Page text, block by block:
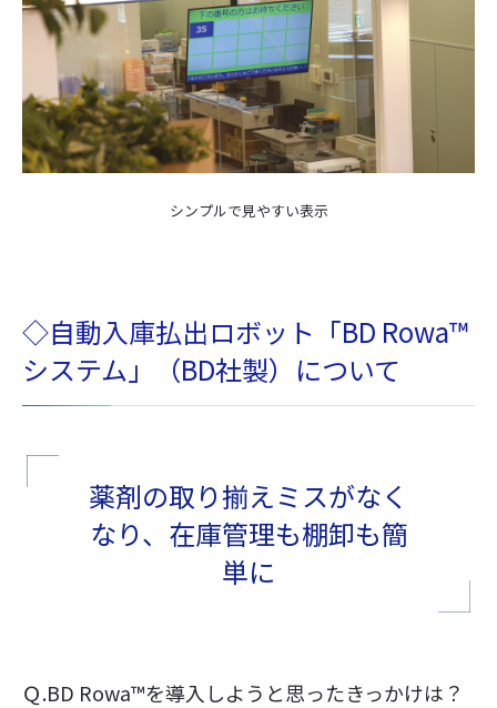
シンプルで見やすい表示
◇自動入庫払出ロボット「BD Rowa™
システム」（BD社製）について
薬剤の取り揃えミスがなく
なり、在庫管理も棚卸も簡
単に
Ｑ.BD Rowa™を導入しようと思ったきっかけは？